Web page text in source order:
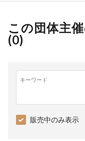
この団体主
(0)
キーワード
販売中のみ表示